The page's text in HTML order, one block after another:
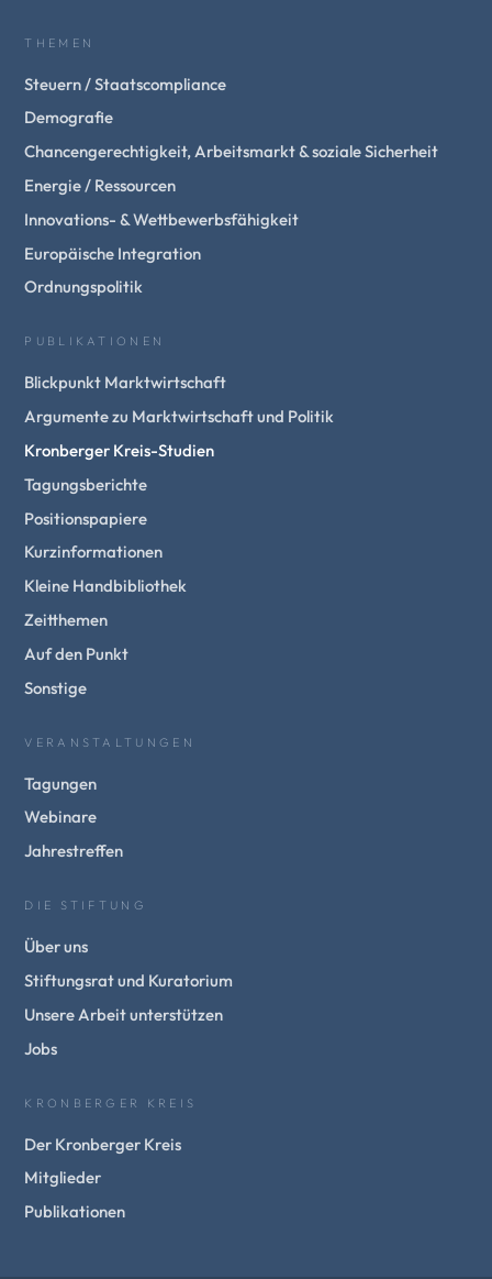
THEMEN
Steuern / Staatscompliance
Demografie
Chancengerechtigkeit, Arbeitsmarkt & soziale Sicherheit
Energie / Ressourcen
Innovations- & Wettbewerbsfähigkeit
Europäische Integration
Ordnungspolitik
PUBLIKATIONEN
Blickpunkt Marktwirtschaft
Argumente zu Marktwirtschaft und Politik
Kronberger Kreis-Studien
Tagungsberichte
Positionspapiere
Kurzinformationen
Kleine Handbibliothek
Zeitthemen
Auf den Punkt
Sonstige
VERANSTALTUNGEN
Tagungen
Webinare
Jahrestreffen
DIE STIFTUNG
Über uns
Stiftungsrat und Kuratorium
Unsere Arbeit unterstützen
Jobs
KRONBERGER KREIS
Der Kronberger Kreis
Mitglieder
Publikationen